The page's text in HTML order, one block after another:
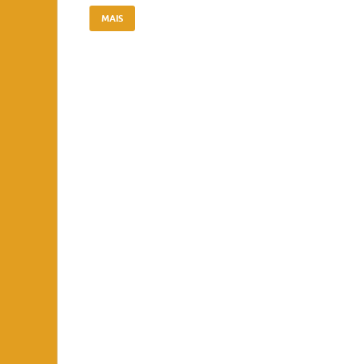
MAIS